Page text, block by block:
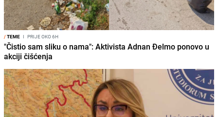
/TEME I PRIJE OKO 6H
"Čistio sam sliku o nama": Aktivista Adnan Đelmo ponovo u
akciji čišćenja